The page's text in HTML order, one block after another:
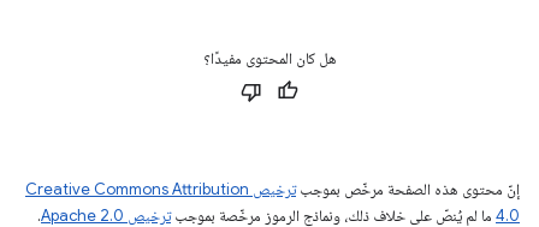
هل كان المحتوى مفيدًا؟
إنّ محتوى هذه الصفحة مرخّص بموجب
ترخيص Creative Commons Attribution
4.0‏ ما لم يُنصّ على خلاف ذلك، ونماذج الرموز مرخّصة بموجبترخيص Apache 2.0‏
.